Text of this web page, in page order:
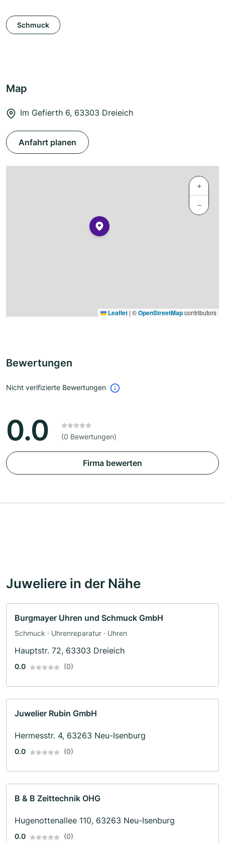
Schmuck
Map
Im Gefierth 6, 63303 Dreieich
Anfahrt planen
+
−
Leaflet | ©OpenStreetMapcontributors
Bewertungen
Nicht verifizierte Bewertungen
0.0 (0 Bewertungen)
Firma bewerten
Juweliere in der Nähe
Burgmayer Uhren und Schmuck GmbH
Schmuck · Uhrenreparatur · Uhren
Hauptstr. 72, 63303 Dreieich
0.0 (0)
Juwelier Rubin GmbH
Hermesstr. 4, 63263 Neu-Isenburg
0.0 (0)
B & B Zeittechnik OHG
Hugenottenallee 110, 63263 Neu-Isenburg
0.0 (0)